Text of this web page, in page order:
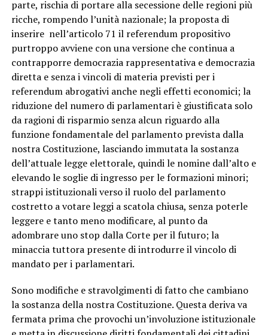
parte, rischia di portare alla secessione delle regioni più
ricche, rompendo l’unità nazionale; la proposta di
inserire nell’articolo 71 il referendum propositivo
purtroppo avviene con una versione che continua a
contrapporre democrazia rappresentativa e democrazia
diretta e senza i vincoli di materia previsti per i
referendum abrogativi anche negli effetti economici; la
riduzione del numero di parlamentari è giustificata solo
da ragioni di risparmio senza alcun riguardo alla
funzione fondamentale del parlamento prevista dalla
nostra Costituzione, lasciando immutata la sostanza
dell’attuale legge elettorale, quindi le nomine dall’alto e
elevando le soglie di ingresso per le formazioni minori;
strappi istituzionali verso il ruolo del parlamento
costretto a votare leggi a scatola chiusa, senza poterle
leggere e tanto meno modificare, al punto da
adombrare uno stop dalla Corte per il futuro; la
minaccia tuttora presente di introdurre il vincolo di
mandato per i parlamentari.
Sono modifiche e stravolgimenti di fatto che cambiano
la sostanza della nostra Costituzione. Questa deriva va
fermata prima che provochi un’involuzione istituzionale